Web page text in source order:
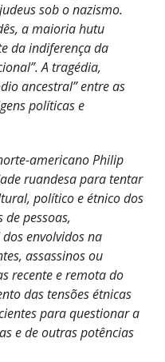
sob o nazismo.
a maioria hutu
da indiferença da
A tragédia,
ancestral” entre as
políticas e
americano Philip
ruandesa para tentar
político e étnico dos
pessoas,
envolvidos na
assassinos ou
recente e remota do
das tensões étnicas
para questionar a
e de outras potências